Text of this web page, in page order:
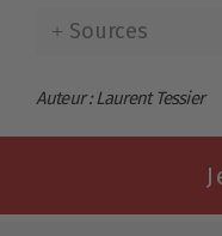
Sources
Auteur : Laurent Tessier